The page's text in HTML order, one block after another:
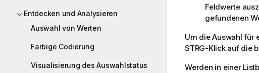
Entdecken und Analysieren
Auswahl von Werten
Farbige Codierung
Visualisierung des Auswahlstatus
Feldwerte
gefundenen
Um die Auswahl für
STRG-Klick auf die
Werden in einer